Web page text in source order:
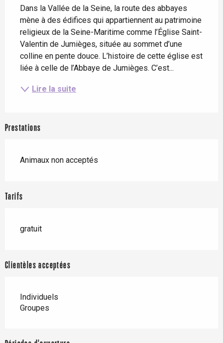
Dans la Vallée de la Seine, la route des abbayes
mène à des édifices qui appartiennent au patrimoine
religieux de la Seine-Maritime comme l’Église Saint-
Valentin de Jumièges, située au sommet d’une
colline en pente douce. L’histoire de cette église est
liée à celle de l’Abbaye de Jumièges. C’est...
Lire la suite
Prestations
Animaux non acceptés
Tarifs
gratuit
Clientèles acceptées
Individuels
Groupes